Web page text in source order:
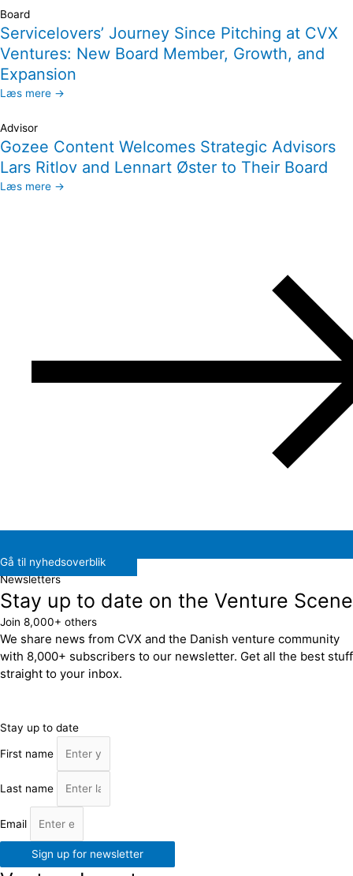
Board
Servicelovers’ Journey Since Pitching at CVX
Ventures: New Board Member, Growth, and
Expansion
Læs mere →
Advisor
Gozee Content Welcomes Strategic Advisors
Lars Ritlov and Lennart Øster to Their Board
Læs mere →
Gå til nyhedsoverblik
Newsletters
Stay up to date on the Venture Scene
Join 8,000+ others
We share news from CVX and the Danish venture community
with 8,000+ subscribers to our newsletter. Get all the best stuff
straight to your inbox.
Stay up to date
First name
Last name
Email
Sign up for newsletter